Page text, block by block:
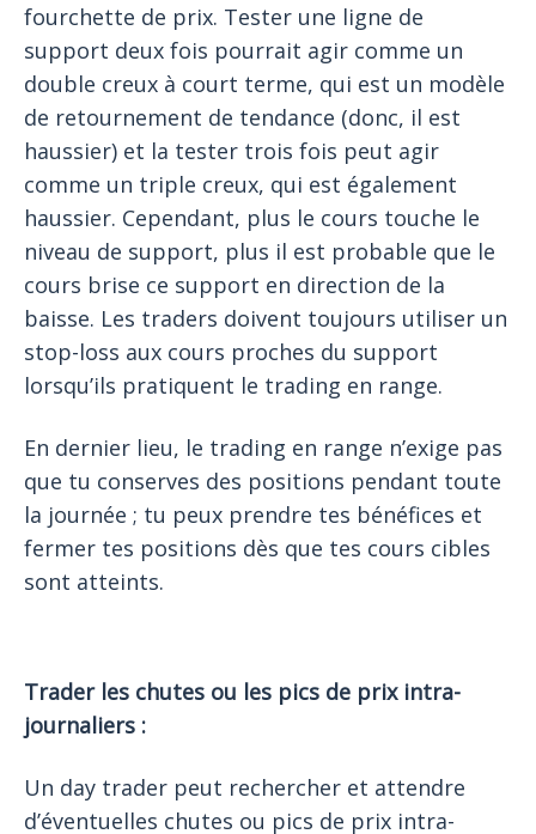
fourchette de prix. Tester une ligne de
support deux fois pourrait agir comme un
double creux à court terme, qui est un modèle
de retournement de tendance (donc, il est
haussier) et la tester trois fois peut agir
comme un triple creux, qui est également
haussier. Cependant, plus le cours touche le
niveau de support, plus il est probable que le
cours brise ce support en direction de la
baisse. Les traders doivent toujours utiliser un
stop-loss aux cours proches du support
lorsqu’ils pratiquent le trading en range.
En dernier lieu, le trading en range n’exige pas
que tu conserves des positions pendant toute
la journée ; tu peux prendre tes bénéfices et
fermer tes positions dès que tes cours cibles
sont atteints.
Trader les chutes ou les pics de prix intra-
journaliers :
Un day trader peut rechercher et attendre
d’éventuelles chutes ou pics de prix intra-